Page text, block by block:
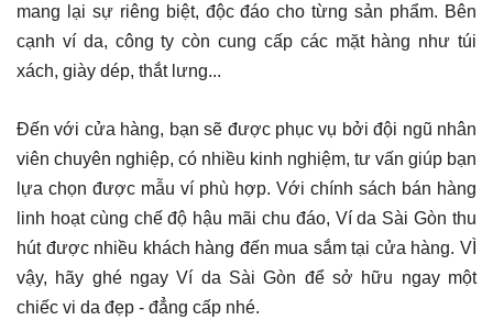
mang lại sự riêng biệt, độc đáo cho từng sản phẩm. Bên
cạnh ví da, công ty còn cung cấp các mặt hàng như túi
xách, giày dép, thắt lưng...
Đến với cửa hàng, bạn sẽ được phục vụ bởi đội ngũ nhân
viên chuyên nghiệp, có nhiều kinh nghiệm, tư vấn giúp bạn
lựa chọn được mẫu ví phù hợp. Với chính sách bán hàng
linh hoạt cùng chế độ hậu mãi chu đáo, Ví da Sài Gòn thu
hút được nhiều khách hàng đến mua sắm tại cửa hàng. VÌ
vậy, hãy ghé ngay Ví da Sài Gòn để sở hữu ngay một
chiếc vi da đẹp - đẳng cấp nhé.